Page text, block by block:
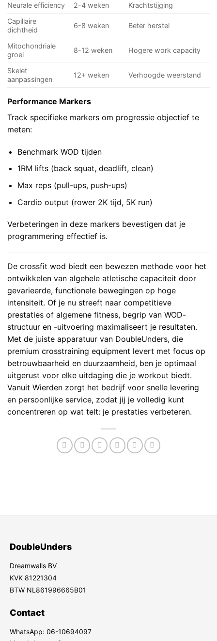
Neurale efficiency
2-4 weken
Krachtstijging
Capillaire
dichtheid
6-8 weken Beter herstel
Mitochondriale
groei
8-12 weken Hogere work capacity
Skelet
aanpassingen
12+ weken Verhoogde weerstand
Performance Markers
Track specifieke markers om progressie objectief te
meten:
Benchmark WOD tijden
1RM lifts (back squat, deadlift, clean)
Max reps (pull-ups, push-ups)
Cardio output (rower 2K tijd, 5K run)
Verbeteringen in deze markers bevestigen dat je
programmering effectief is.
De crossfit wod biedt een bewezen methode voor het
ontwikkelen van algehele atletische capaciteit door
gevarieerde, functionele bewegingen op hoge
intensiteit. Of je nu streeft naar competitieve
prestaties of algemene fitness, begrip van WOD-
structuur en -uitvoering maximaliseert je resultaten.
Met de juiste apparatuur van DoubleUnders, die
premium crosstraining equipment levert met focus op
betrouwbaarheid en duurzaamheid, ben je optimaal
uitgerust voor elke uitdaging die je workout biedt.
Vanuit Wierden zorgt het bedrijf voor snelle levering
en persoonlijke service, zodat jij je volledig kunt
concentreren op wat telt: je prestaties verbeteren.
DoubleUnders
Dreamwalls BV
KVK 81221304
BTW NL861996665B01
Contact
WhatsApp: 06-10694097